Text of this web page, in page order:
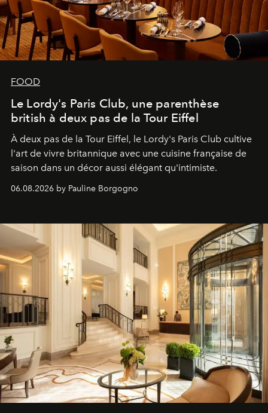
FOOD
Le Lordy's Paris Club, une parenthèse
british à deux pas de la Tour Eiffel
À deux pas de la Tour Eiffel, le Lordy's Paris Club cultive
l'art de vivre britannique avec une cuisine française de
saison dans un décor aussi élégant qu'intimiste.
06.08.2026 by Pauline Borgogno